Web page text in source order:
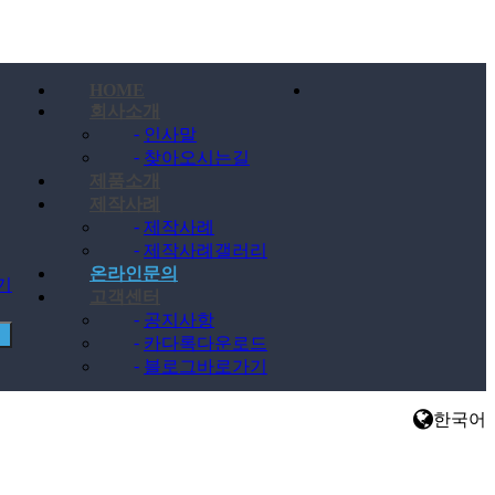
회사소개
- 인사말
- 찾아오시는길
제품소개
제작사례
- 제작사례
- 제작사례갤러리
온라인문의
고객센터
- 공지사항
- 카다록다운로드
- 블로그바로가기
한국어